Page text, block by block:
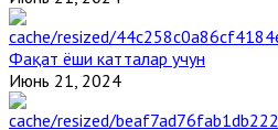
Фақат ёши катталар учун
Июнь 21, 2024